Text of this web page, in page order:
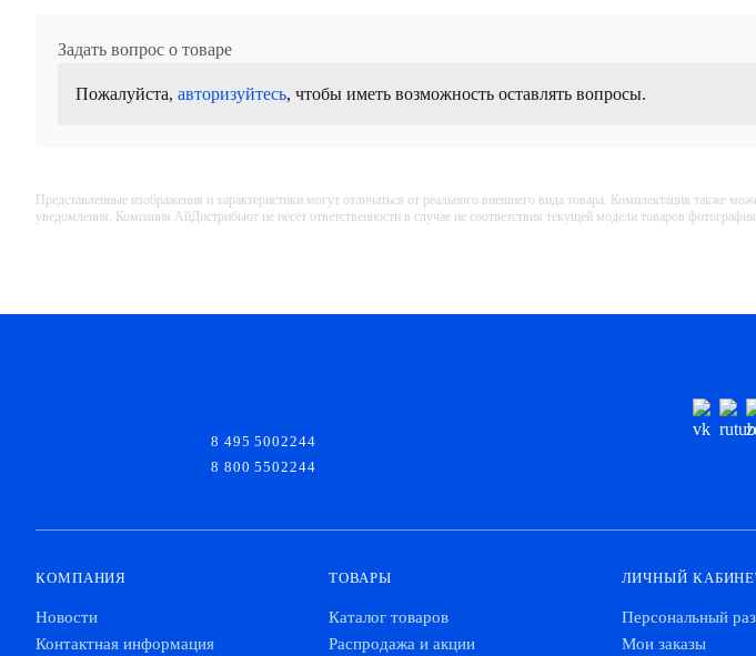
Задать вопрос о товаре
Пожалуйста, авторизуйтесь, чтобы иметь возможность оставлять вопросы.
Представленные изображения и характеристики могут отличаться от реального внешнего вида товара. Комплектация также
уведомления. Компания АйДистрибьют не несёт ответственности в случае не соответствия текущей модели товаров
8 495 5002244
8 800 5502244
КОМПАНИЯ
Новости
Контактная информация
ТОВАРЫ
Каталог товаров
Распродажа и акции
ЛИЧНЫЙ
Персональный
Мои заказы